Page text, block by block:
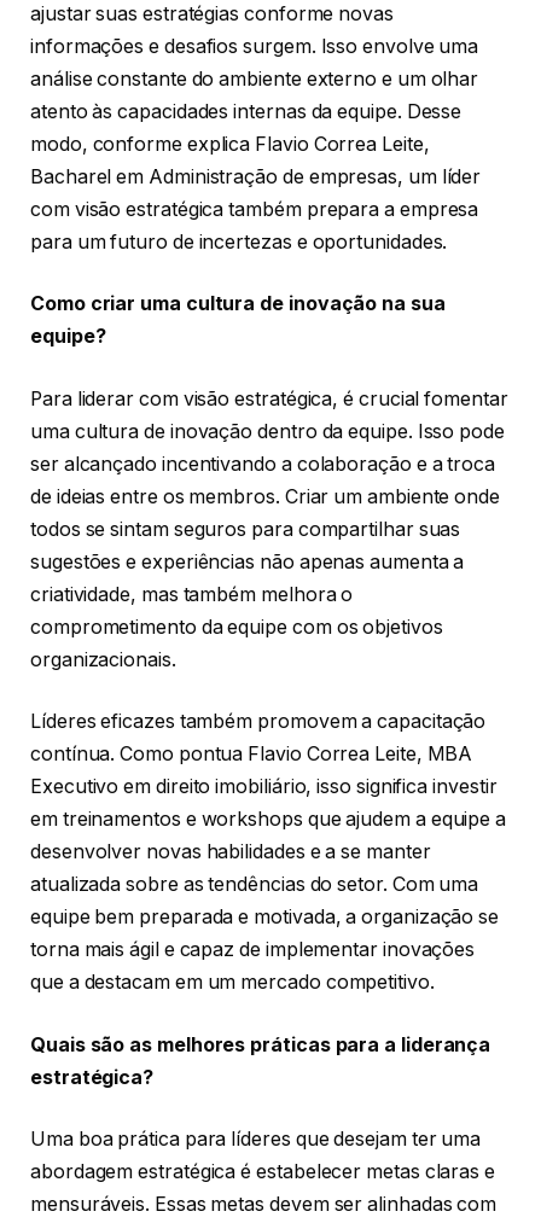
ajustar suas estratégias conforme novas
informações e desafios surgem. Isso envolve uma
análise constante do ambiente externo e um olhar
atento às capacidades internas da equipe. Desse
modo, conforme explica Flavio Correa Leite,
Bacharel em Administração de empresas, um líder
com visão estratégica também prepara a empresa
para um futuro de incertezas e oportunidades.
Como criar uma cultura de inovação na sua
equipe?
Para liderar com visão estratégica, é crucial fomentar
uma cultura de inovação dentro da equipe. Isso pode
ser alcançado incentivando a colaboração e a troca
de ideias entre os membros. Criar um ambiente onde
todos se sintam seguros para compartilhar suas
sugestões e experiências não apenas aumenta a
criatividade, mas também melhora o
comprometimento da equipe com os objetivos
organizacionais.
Líderes eficazes também promovem a capacitação
contínua. Como pontua Flavio Correa Leite, MBA
Executivo em direito imobiliário, isso significa investir
em treinamentos e workshops que ajudem a equipe a
desenvolver novas habilidades e a se manter
atualizada sobre as tendências do setor. Com uma
equipe bem preparada e motivada, a organização se
torna mais ágil e capaz de implementar inovações
que a destacam em um mercado competitivo.
Quais são as melhores práticas para a liderança
estratégica?
Uma boa prática para líderes que desejam ter uma
abordagem estratégica é estabelecer metas claras e
mensuráveis. Essas metas devem ser alinhadas com